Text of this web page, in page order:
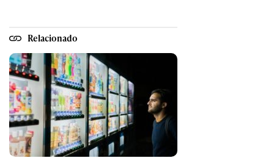
Relacionado